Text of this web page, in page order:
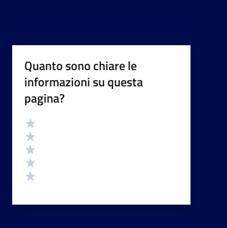
Quanto sono chiare le
informazioni su questa
pagina?
Valutazione